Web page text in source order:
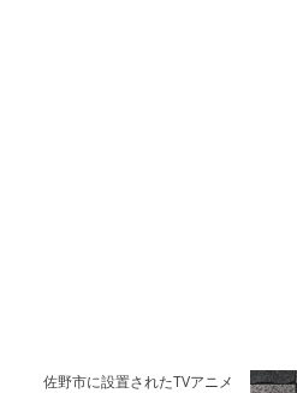
佐野市に設置されたTVアニメ